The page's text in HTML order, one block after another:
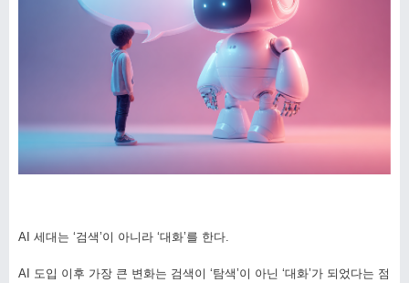
AI 세대는 ‘검색’이 아니라 ‘대화’를 한다.
AI 도입 이후 가장 큰 변화는 검색이 ‘탐색’이 아닌 ‘대화’가 되었다는 점